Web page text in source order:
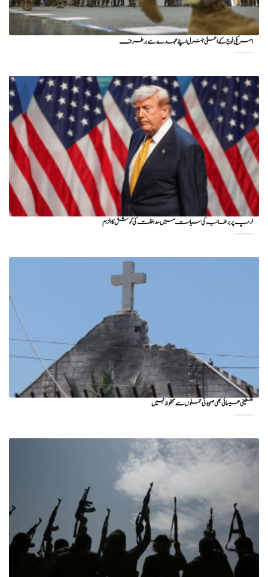
امریکی فوج کے اعلیٰ جنرل اپنے عہدے سے برطرف
ٹرمپ پر برطانیہ کی سیاست میں مداخلت کی کوشش کا الزام
فلسطینی عیسائی بھی صہیونی حملوں سے محفوظ نہیں